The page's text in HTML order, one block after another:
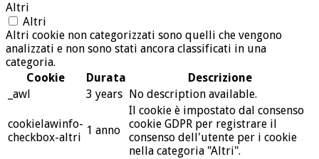
Altri
Altri
Altri cookie non categorizzati sono quelli che vengono
analizzati e non sono stati ancora classificati in una
categoria.
Cookie
Durata
Descrizione
_awl
3 years No description available.
cookielawinfo-
checkbox-altri
1 anno
Il cookie è impostato dal consenso
cookie GDPR per registrare il
consenso dell'utente per i cookie
nella categoria "Altri".